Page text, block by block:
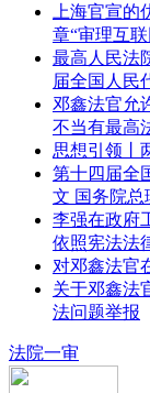
上海官宣的
章“审理互
最高人民法
届全国人民
邓鑫法官允
不当有最高
思想引领丨
第十四届全
文 国务院总
李强在政府
依照宪法法
对邓鑫法官
关于邓鑫法
法问题举报
法院一审